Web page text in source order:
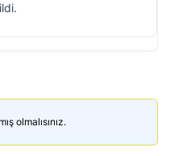
olmalısınız.